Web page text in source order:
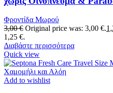
Φροντίδα Μωρού
3,00€ Original price was: 3,00 €.
1,25 €.
Διαβάστε περισσότερα
Quick view
Add to wishlist